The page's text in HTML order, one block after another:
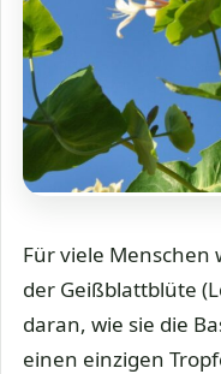
Für viele
der Geißblattblüte
daran, wie sie die
einen einzigen